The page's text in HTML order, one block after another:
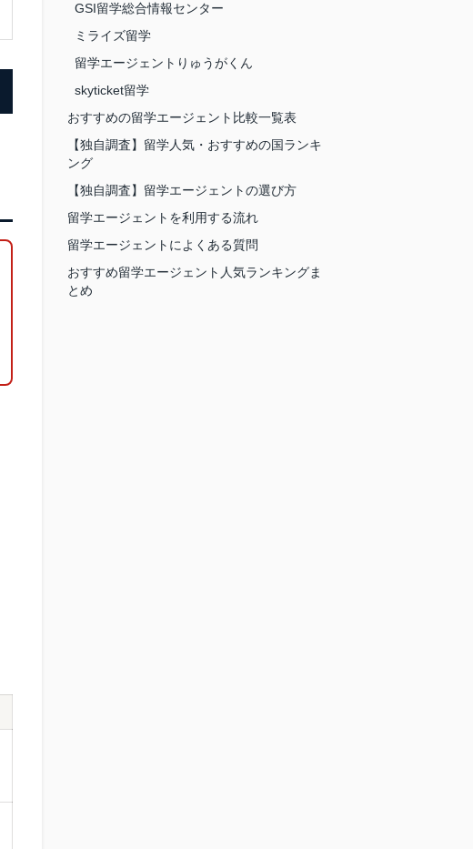
GSI留学総合情報センター
ミライズ留学
留学エージェントりゅうがくん
skyticket留学
おすすめの留学エージェント比較一覧表
【独自調査】留学人気・おすすめの国ランキ
ング
【独自調査】留学エージェントの選び方
留学エージェントを利用する流れ
留学エージェントによくある質問
おすすめ留学エージェント人気ランキングま
とめ